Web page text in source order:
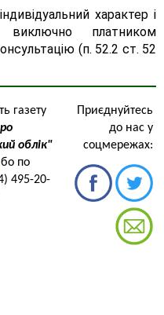
характер і
виключно платником
(п. 52.2 ст. 52
газету
облік"
по
495-20-
Приєднуйтесь
до нас у
соцмережах: